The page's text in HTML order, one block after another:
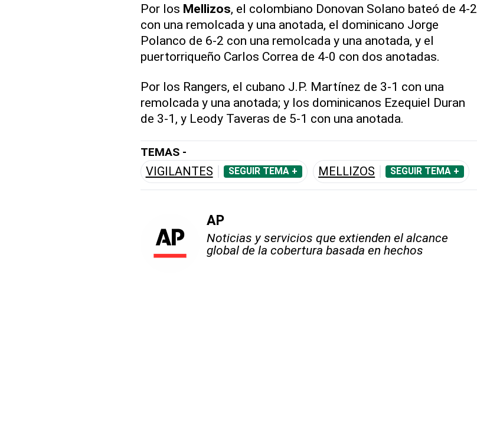
Por los Mellizos, el colombiano Donovan Solano bateó de 4-2
con una remolcada y una anotada, el dominicano Jorge
Polanco de 6-2 con una remolcada y una anotada, y el
puertorriqueño Carlos Correa de 4-0 con dos anotadas.
Por los Rangers, el cubano J.P. Martínez de 3-1 con una
remolcada y una anotada; y los dominicanos Ezequiel Duran
de 3-1, y Leody Taveras de 5-1 con una anotada.
TEMAS -
VIGILANTES SEGUIR TEMA + MELLIZOS SEGUIR TEMA +
AP
Noticias y servicios que extienden el alcance
global de la cobertura basada en hechos